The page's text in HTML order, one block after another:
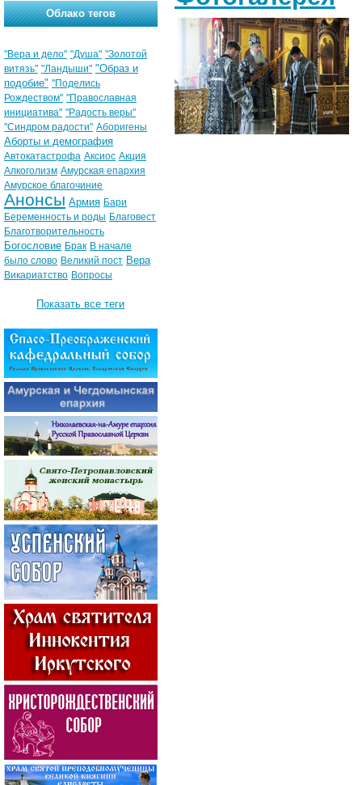
Облако тегов
"Вера и дело" "Душа" "Золотой
витязь" "Ландыши" "Образ и
подобие" "Поделись
Рождеством" "Православная
инициатива" "Радость веры"
"Синдром радости" Аборигены
Аборты и демография
Автокатастрофа Аксиос Акция
Алкоголизм Амурская епархия
Амурское благочиние
Анонсы Армия Бари
Беременность и роды Благовест
Благотворительность
Богословие Брак В начале
было слово Великий пост Вера
Викариатство Вопросы
Показать все теги